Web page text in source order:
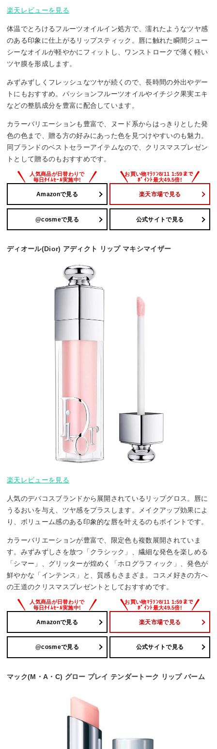
楽天レビューを見る
体温でとろけるフルーツオイルイン処方で、濡れたようなツヤ感
のある印象に仕上がるリップスティック。唇に触れた瞬間ジュー
シーなオイルが軽やかにフィットし、ワンストロークで薄く軽い
ツヤ膜を形成します。
みずみずしくフレッシュなツヤが続くので、長時間の外出やデー
トにもおすすめ。パッションフルーツオイルやイチジク果実エキ
などの整肌成分を豊富に配合しています。
カラーバリエーションも豊富で、ヌード系からはっきりとした発
色の色まで、贈る方の好みにあった色を見つけやすいのも魅力。
同ブランドのベストセラーアイテムなので、クリスマスプレゼン
トとして贈るのもおすすめです。
Amazonで見る 楽天市場で見る
@cosmeで見る 公式サイトで見る
ディオール(Dior) アディクト リップ マキシマイザー
楽天レビューを見る
人気のデパコスブランドから展開されているリップグロス。唇に
うるおいを与え、ツヤ感をプラスします。メイクアップ効果によ
り、ボリューム感のある印象的な唇を叶えるのもポイントです。
カラーバリエーションが豊富で、限定色も複数展開されていま
す。みずみずしさを放つ「クラシック」、繊細な発色を楽しめる
「シマー」、グリッターが煌めく「ホログラフィック」、発色が
鮮やかな「インテンス」と、質感もさまざま。コスメ好きの方へ
の王道のクリスマスプレゼントとしておすすめです。
Amazonで見る 楽天市場で見る
@cosmeで見る 公式サイトで見る
マック(M・A・C) グロー プレイ テンダートーク リップ バーム